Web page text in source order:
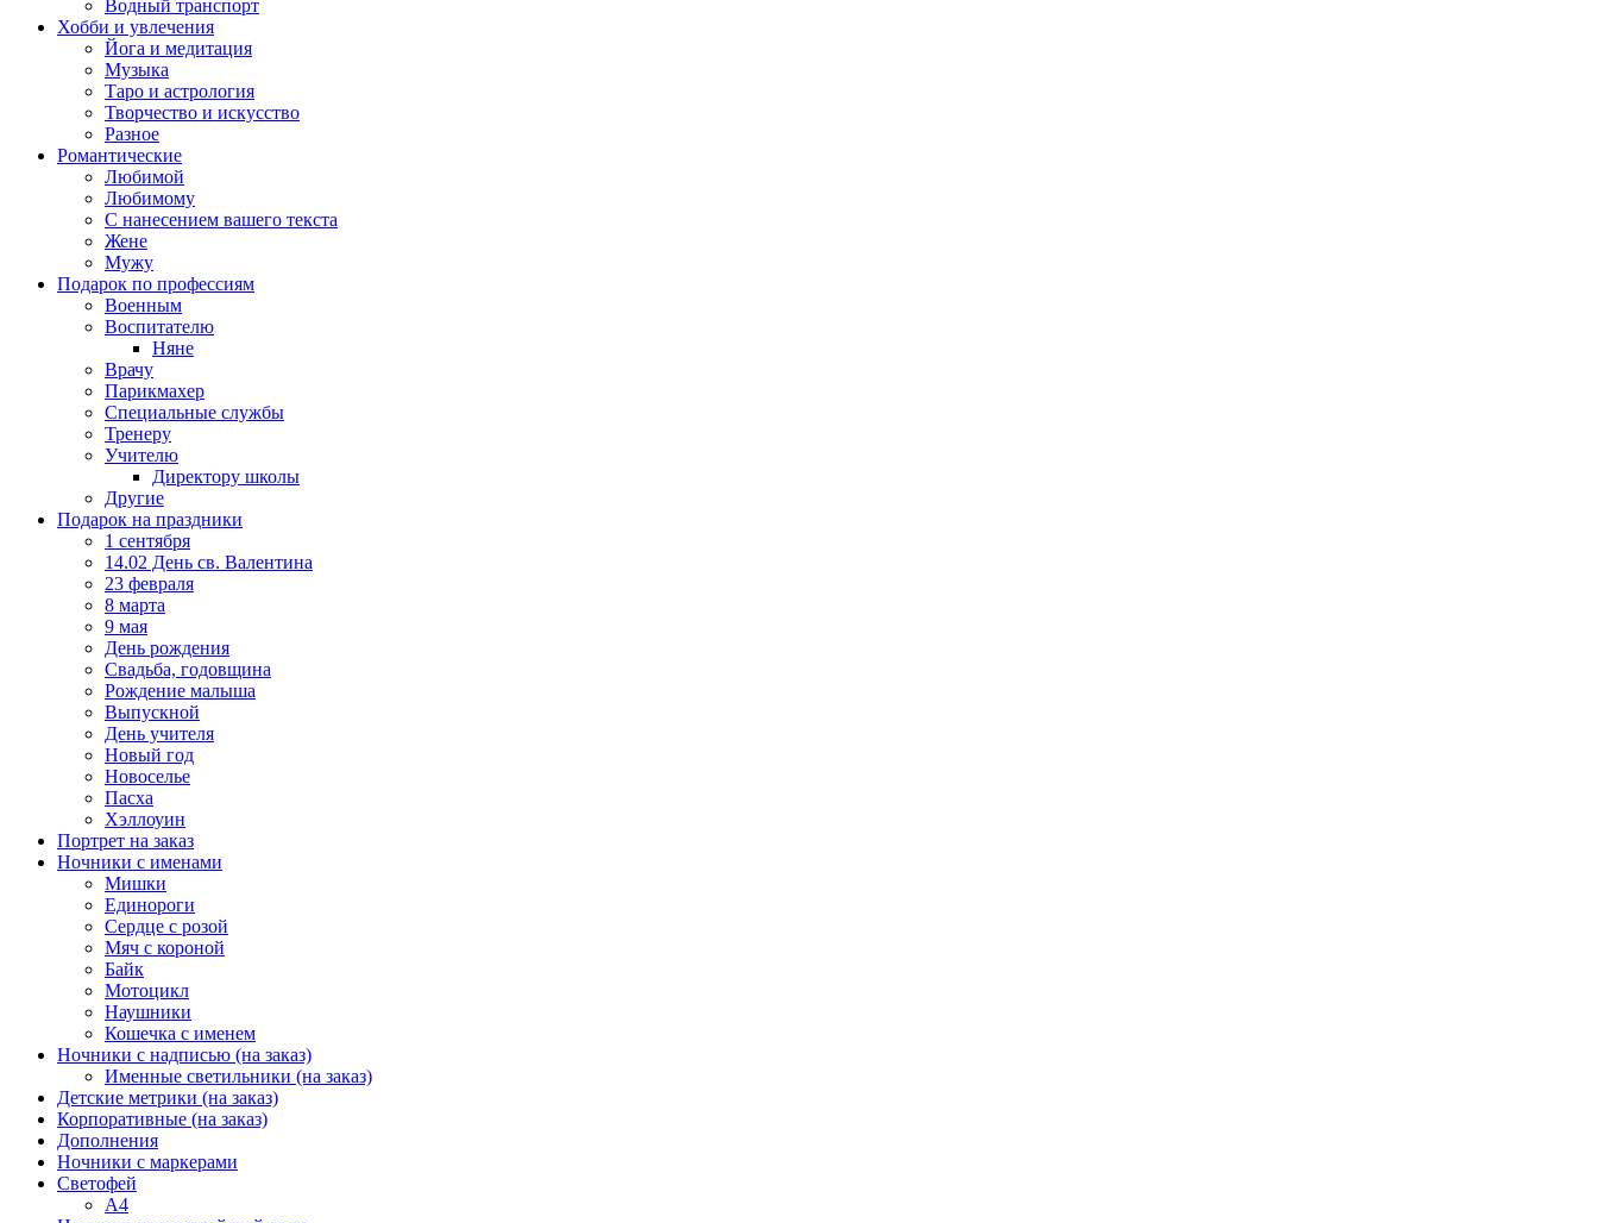
Водный транспорт
Хобби и увлечения
Йога и медитация
Музыка
Таро и астрология
Творчество и искусство
Разное
Романтические
Любимой
Любимому
С нанесением вашего текста
Жене
Мужу
Подарок по профессиям
Военным
Воспитателю
Няне
Врачу
Парикмахер
Специальные службы
Тренеру
Учителю
Директору школы
Другие
Подарок на праздники
1 сентября
14.02 День св. Валентина
23 февраля
8 марта
9 мая
День рождения
Свадьба, годовщина
Рождение малыша
Выпускной
День учителя
Новый год
Новоселье
Пасха
Хэллоуин
Портрет на заказ
Ночники с именами
Мишки
Единороги
Сердце с розой
Мяч с короной
Байк
Мотоцикл
Наушники
Кошечка с именем
Ночники с надписью (на заказ)
Именные светильники (на заказ)
Детские метрики (на заказ)
Корпоративные (на заказ)
Дополнения
Ночники с маркерами
Светофей
А4